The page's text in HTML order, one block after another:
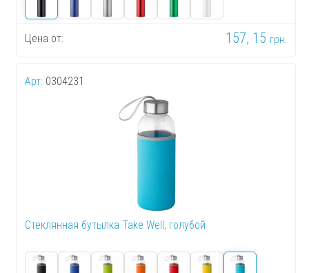
Цена от: 157, 15 грн.
Арт: 0304231
Стеклянная бутылка Take Well, голубой